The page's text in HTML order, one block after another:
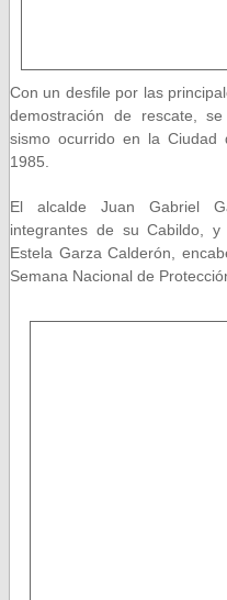
Con un desfile por las
demostración de rescate,
sismo ocurrido en la
1985.
El alcalde Juan Gabriel
integrantes de su Cabildo,
Estela Garza Calderón,
Semana Nacional de